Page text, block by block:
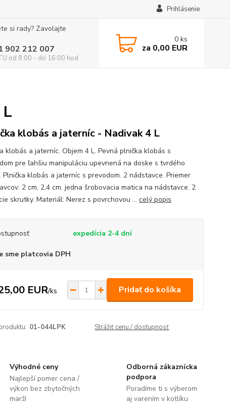
Prihlásenie
si rady? Zavolajte
902 212 007
od 8:00 - do 16:00 hod
0 ks
za 0,00 EUR
klobás a jaterníc - Nadivak 4 L
klobás a jaterníc. Objem 4 L. Pevná plnička klobás s
pre ľahšiu manipuláciu upevnená na doske s tvrdého
Plnička klobás a jaterníc s prevodom. 2 nádstavce. Priemer
2 cm, 2,4 cm. jedna šrobovacia matica na nádstavce. 2
skrutky. Materiál: Nerez s povrchovou ... celý popis
expedícia 2-4 dní
sme platcovia DPH
EUR/ks Pridať do košíka
01-044LPK Strážiť cenu / dostupnosť
Výhodné ceny
Najlepší pomer cena /
výkon bez zbytočných
marží
Odborná zákaznícka
podpora
Poradíme ti s výberom
aj varením v kotlíku